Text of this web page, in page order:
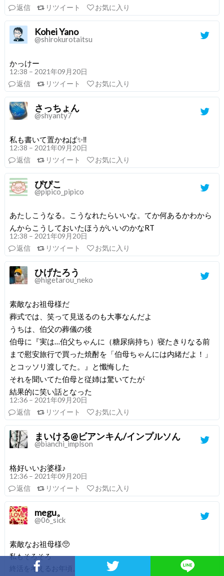
返信
リツイート お気に入り
Kohei Yano
@shirokurotaitsu
かっけー
12:38 – 2021年09月20日
返信
リツイート お気に入り
さっちょん
@shyanty7
私も書いて置かねば✨‼️
12:38 – 2021年09月20日
返信
リツイート お気に入り
ぴぴこ
@pipico_pipico
あたしこうなる。こうなれたらいいな。てか何あるかわから
んからこうしておいたほうがいいのかなRT
12:38 – 2021年09月20日
返信
リツイート お気に入り
ひげたろう
@higetarou_neko
素敵なお祖母様だ
葬式では、笑って見送るのも大事なんだよ
うちは、伯父の葬儀の後
伯母に『実は…伯父ちゃんに（糖尿病持ち）寝たきりなる前
まで慰安旅行で買った焼酎を「伯母ちゃんには内緒だよ！」
とコッソリ渡してた。』と懺悔した
それを聞いてた伯母と従姉は驚いてたが
結果的に笑い話となった
12:36 – 2021年09月20日
返信
リツイート お気に入り
まいける@ビアンキん/インプルソん
@bianchi_implson
格好いいお婆様♪
12:36 – 2021年09月20日
返信
リツイート お気に入り
megu。
@06_sick
素敵なお祖母様🥺
私もそろそろ
終活を考えるお年頃。 Facebookでシェア Twitterでシェア